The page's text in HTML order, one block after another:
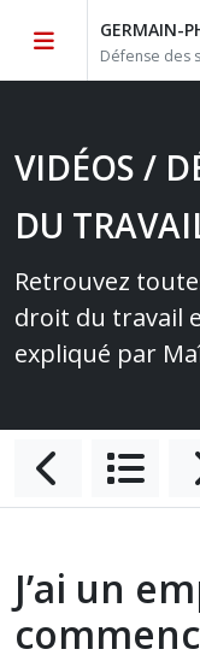
GERMAIN-
Défense des
VIDÉOS /
DU
Retrouvez
droit du travail
expliqué par
J’ai un